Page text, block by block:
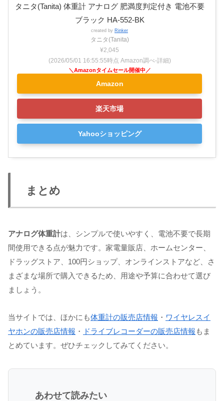
タニタ(Tanita) 体重計 アナログ 肥満度判定付き 電池不要
ブラック HA-552-BK
created by Rinker
タニタ(Tanita)
¥2,045
(2026/05/01 16:55:55時点 Amazon調べ-詳細)
Amazon
楽天市場
Yahooショッピング
まとめ
アナログ体重計は、シンプルで使いやすく、電池不要で長期
間使用できる点が魅力です。家電量販店、ホームセンター、
ドラッグストア、100円ショップ、オンラインストアなど、さ
まざまな場所で購入できるため、用途や予算に合わせて選び
ましょう。
当サイトでは、ほかにも体重計の販売店情報 ・ ワイヤレスイ
ヤホンの販売店情報 ・ ドライブレコーダーの販売店情報 もま
とめています。ぜひチェックしてみてください。
あわせて読みたい